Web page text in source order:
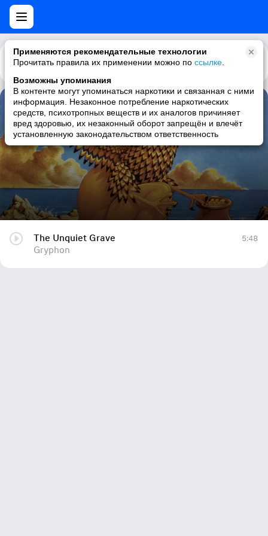
Применяются рекомендательные технологии
Прочитать правила их применении можно по ссылке
Возможны упоминания
В контенте могут упоминаться наркотики и связанная с ними
информация. Незаконное потребление наркотических
средств, психотропных веществ и их аналогов причиняет
вред здоровью, их незаконный оборот запрещён и влечёт
установленную законодательством ответственность
Каталог Рекомендации
The Unquiet Grave
Gryphon
The Unquiet Grave
Gryphon
5:48